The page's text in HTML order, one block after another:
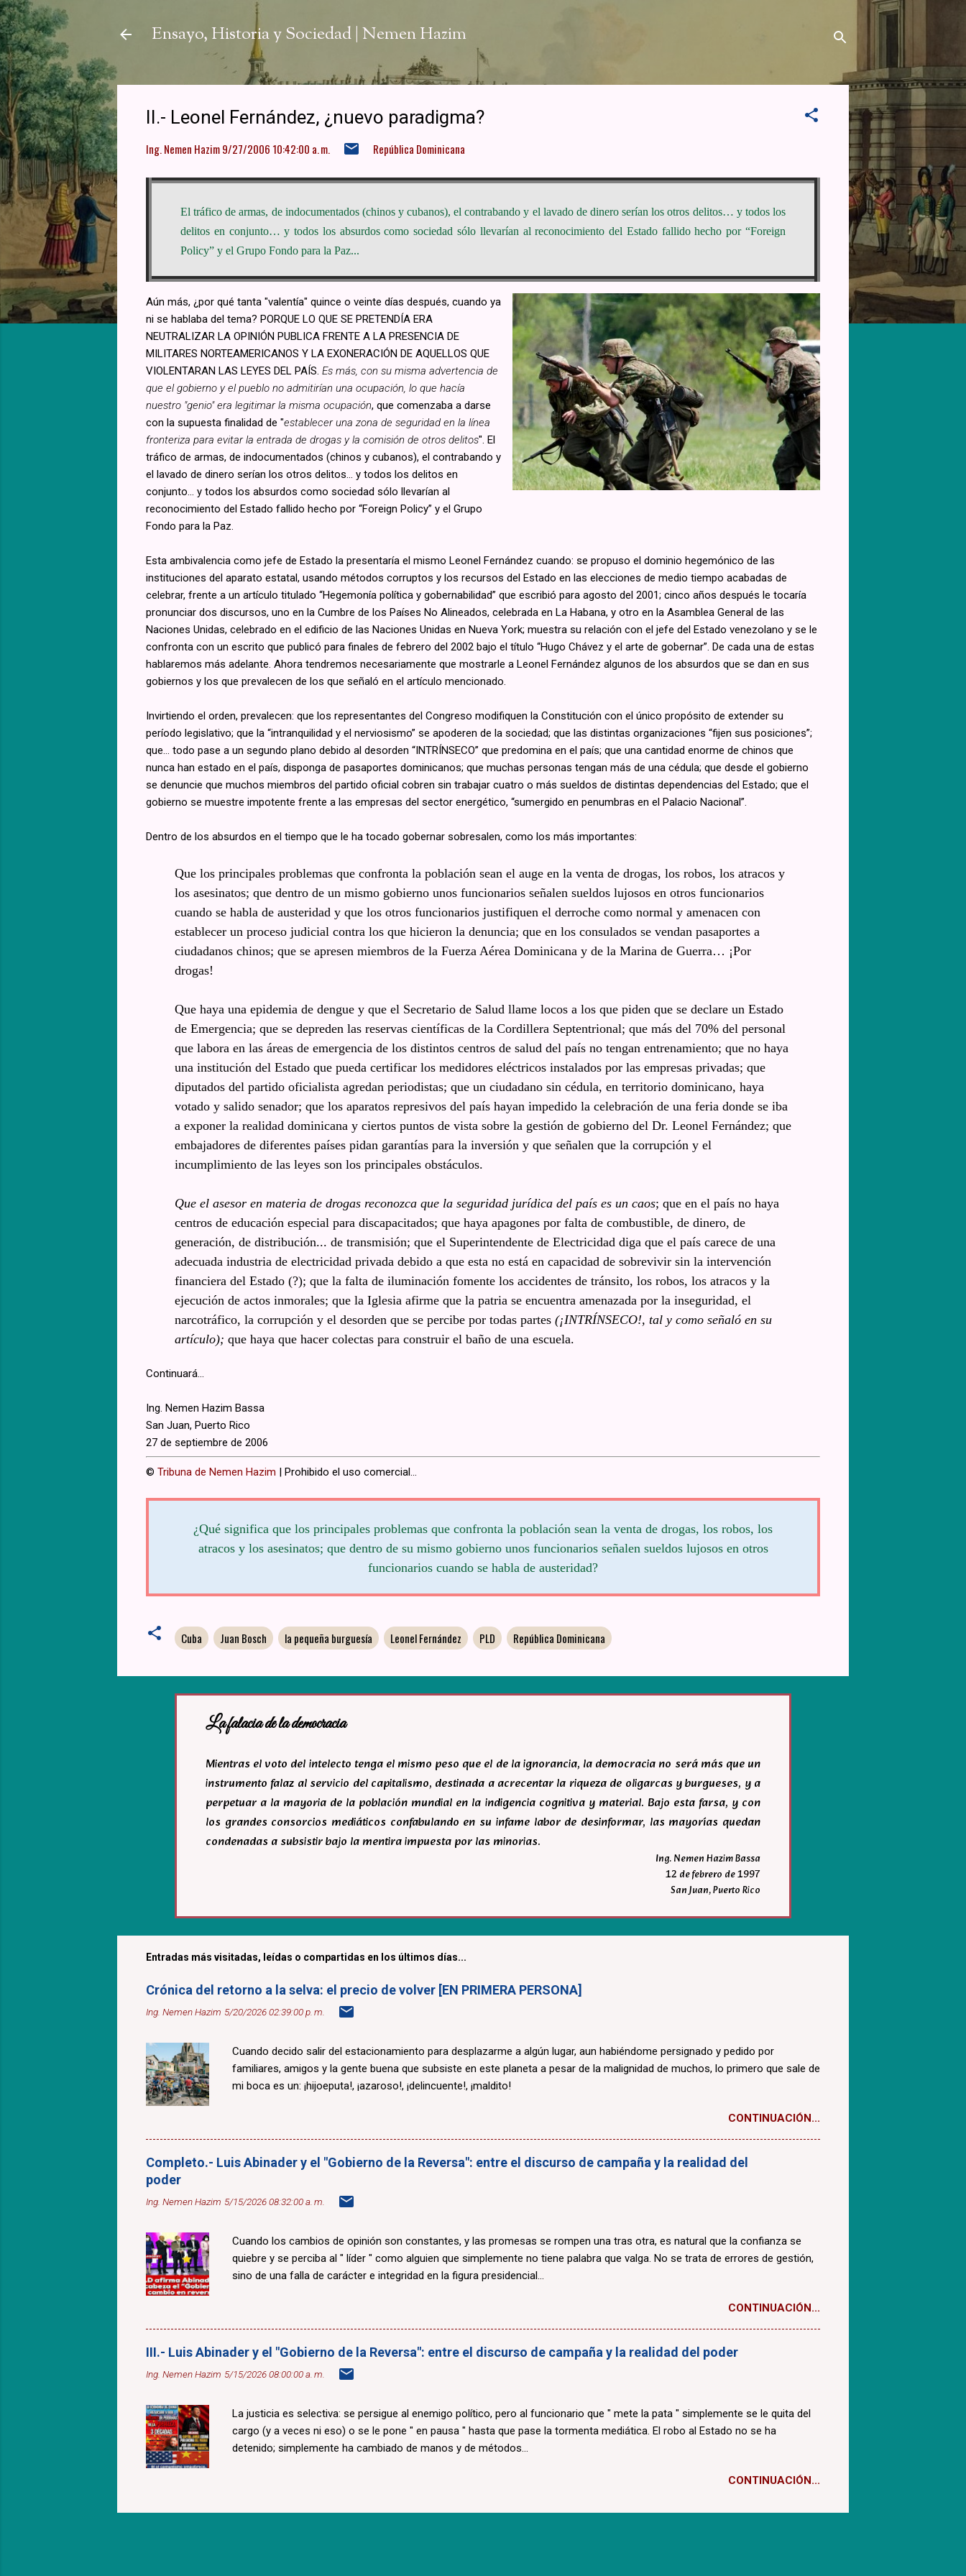
Ensayo, Historia y Sociedad | Nemen Hazim
II.- Leonel Fernández, ¿nuevo paradigma?
Ing. Nemen Hazim9/27/2006 10:42:00 a. m. República Dominicana
El tráfico de armas, de indocumentados (chinos y cubanos), el contrabando y el lavado de dinero serían los otros delitos… y todos los
delitos en conjunto… y todos los absurdos como sociedad sólo llevarían al reconocimiento del Estado fallido hecho por “Foreign
Policy” y el Grupo Fondo para la Paz.​..
Aún más, ¿por qué tanta "valentía" quince o veinte días después, cuando ya
ni se hablaba del tema? PORQUE LO QUE SE PRETENDÍA ERA
NEUTRALIZAR LA OPINIÓN PUBLICA FRENTE A LA PRESENCIA DE
MILITARES NORTEAMERICANOS Y LA EXONERACIÓN DE AQUELLOS QUE
VIOLENTARAN LAS LEYES DEL PAÍS. Es más, con su misma advertencia de
que el gobierno y el pueblo no admitirían una ocupación, lo que hacía
nuestro "genio" era legitimar la misma ocupación, que comenzaba a darse
con la supuesta finalidad de "establecer una zona de seguridad en la línea
fronteriza para evitar la entrada de drogas y la comisión de otros delitos". El
tráfico de armas, de indocumentados (chinos y cubanos), el contrabando y
el lavado de dinero serían los otros delitos… y todos los delitos en
conjunto… y todos los absurdos como sociedad sólo llevarían al
reconocimiento del Estado fallido hecho por “Foreign Policy” y el Grupo
Fondo para la Paz.
Esta ambivalencia como jefe de Estado la presentaría el mismo Leonel Fernández cuando: se propuso el dominio hegemónico de las
instituciones del aparato estatal, usando métodos corruptos y los recursos del Estado en las elecciones de medio tiempo acabadas de
celebrar, frente a un artículo titulado “Hegemonía política y gobernabilidad” que escribió para agosto del 2001; cinco años después le tocaría
pronunciar dos discursos, uno en la Cumbre de los Países No Alineados, celebrada en La Habana, y otro en la Asamblea General de las
Naciones Unidas, celebrado en el edificio de las Naciones Unidas en Nueva York; muestra su relación con el jefe del Estado venezolano y se le
confronta con un escrito que publicó para finales de febrero del 2002 bajo el título “Hugo Chávez y el arte de gobernar”. De cada una de estas
hablaremos más adelante. Ahora tendremos necesariamente que mostrarle a Leonel Fernández algunos de los absurdos que se dan en sus
gobiernos y los que prevalecen de los que señaló en el artículo mencionado.
Invirtiendo el orden, prevalecen: que los representantes del Congreso modifiquen la Constitución con el único propósito de extender su
período legislativo; que la “intranquilidad y el nerviosismo” se apoderen de la sociedad; que las distintas organizaciones “fijen sus posiciones”;
que… todo pase a un segundo plano debido al desorden “INTRÍNSECO” que predomina en el país; que una cantidad enorme de chinos que
nunca han estado en el país, disponga de pasaportes dominicanos; que muchas personas tengan más de una cédula; que desde el gobierno
se denuncie que muchos miembros del partido oficial cobren sin trabajar cuatro o más sueldos de distintas dependencias del Estado; que el
gobierno se muestre impotente frente a las empresas del sector energético, “sumergido en penumbras en el Palacio Nacional”.
Dentro de los absurdos en el tiempo que le ha tocado gobernar sobresalen, como los más importantes:
Que los principales problemas que confronta la población sean el auge en la venta de drogas, los robos, los atracos y
los asesinatos; que dentro de un mismo gobierno unos funcionarios señalen sueldos lujosos en otros funcionarios
cuando se habla de austeridad y que los otros funcionarios justifiquen el derroche como normal y amenacen con
establecer un proceso judicial contra los que hicieron la denuncia; que en los consulados se vendan pasaportes a
ciudadanos chinos; que se apresen miembros de la Fuerza Aérea Dominicana y de la Marina de Guerra… ¡Por
drogas!
Que haya una epidemia de dengue y que el Secretario de Salud llame locos a los que piden que se declare un Estado
de Emergencia; que se depreden las reservas científicas de la Cordillera Septentrional; que más del 70% del personal
que labora en las áreas de emergencia de los distintos centros de salud del país no tengan entrenamiento; que no haya
una institución del Estado que pueda certificar los medidores eléctricos instalados por las empresas privadas; que
diputados del partido oficialista agredan periodistas; que un ciudadano sin cédula, en territorio dominicano, haya
votado y salido senador; que los aparatos represivos del país hayan impedido la celebración de una feria donde se iba
a exponer la realidad dominicana y ciertos puntos de vista sobre la gestión de gobierno del Dr. Leonel Fernández; que
embajadores de diferentes países pidan garantías para la inversión y que señalen que la corrupción y el
incumplimiento de las leyes son los principales obstáculos.
Que el asesor en materia de drogas reconozca que la seguridad jurídica del país es un caos; que en el país no haya
centros de educación especial para discapacitados; que haya apagones por falta de combustible, de dinero, de
generación, de distribución... de transmisión; que el Superintendente de Electricidad diga que el país carece de una
adecuada industria de electricidad privada debido a que esta no está en capacidad de sobrevivir sin la intervención
financiera del Estado (?); que la falta de iluminación fomente los accidentes de tránsito, los robos, los atracos y la
ejecución de actos inmorales; que la Iglesia afirme que la patria se encuentra amenazada por la inseguridad, el
narcotráfico, la corrupción y el desorden que se percibe por todas partes (¡INTRÍNSECO!, tal y como señaló en su
artículo); que haya que hacer colectas para construir el baño de una escuela.
Continuará...
Ing. Nemen Hazim Bassa
San Juan, Puerto Rico
27 de septiembre de 2006
© Tribuna de Nemen Hazim | Prohibido el uso comercial...
¿Qué significa que los principales problemas que confronta la población sean la venta de drogas, los robos, los
atracos y los asesinatos; que dentro de su mismo gobierno unos funcionarios señalen sueldos lujosos en otros
funcionarios cuando se habla de austeridad?
Cuba Juan Bosch la pequeña burguesía Leonel Fernández PLD República Dominicana
La falacia de la democracia
Mientras el voto del intelecto tenga el mismo peso que el de la ignorancia, la democracia no será más que un
instrumento falaz al servicio del capitalismo, destinada a acrecentar la riqueza de oligarcas y burgueses, y a
perpetuar a la mayoria de la población mundial en la indigencia cognitiva y material. Bajo esta farsa, y con
los grandes consorcios mediáticos confabulando en su infame labor de desinformar, las mayorías quedan
condenadas a subsistir bajo la mentira impuesta por las minorias.
Ing. Nemen Hazim Bassa
12 de febrero de 1997
San Juan, Puerto Rico
Entradas más visitadas, leídas o compartidas en los últimos días...
Crónica del retorno a la selva: el precio de volver [EN PRIMERA PERSONA]
Ing. Nemen Hazim 5/20/2026 02:39:00 p. m.
Cuando decido salir del estacionamiento para desplazarme a algún lugar, aun habiéndome persignado y pedido por
familiares, amigos y la gente buena que subsiste en este planeta a pesar de la malignidad de muchos, lo primero que sale de
mi boca es un: ¡hijoeputa!, ¡azaroso!, ¡delincuente!, ¡maldito!
CONTINUACIÓN...
Completo.- Luis Abinader y el "Gobierno de la Reversa": entre el discurso de campaña y la realidad del
poder
Ing. Nemen Hazim 5/15/2026 08:32:00 a. m.
Cuando los cambios de opinión son constantes, y las promesas se rompen una tras otra, es natural que la confianza se
quiebre y se perciba al " líder " como alguien que simplemente no tiene palabra que valga. No se trata de errores de gestión,
sino de una falla de carácter e integridad en la figura presidencial...
CONTINUACIÓN...
III.- Luis Abinader y el "Gobierno de la Reversa": entre el discurso de campaña y la realidad del poder
Ing. Nemen Hazim 5/15/2026 08:00:00 a. m.
La justicia es selectiva: se persigue al enemigo político, pero al funcionario que " mete la pata " simplemente se le quita del
cargo (y a veces ni eso) o se le pone " en pausa " hasta que pase la tormenta mediática. El robo al Estado no se ha
detenido; simplemente ha cambiado de manos y de métodos...
CONTINUACIÓN...